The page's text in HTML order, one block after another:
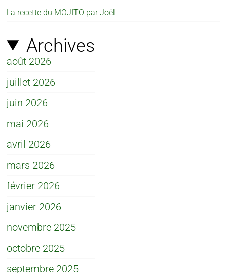
La recette du MOJITO par Joël
Archives
août 2026
juillet 2026
juin 2026
mai 2026
avril 2026
mars 2026
février 2026
janvier 2026
novembre 2025
octobre 2025
septembre 2025